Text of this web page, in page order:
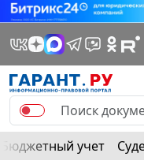
Бюджетный учет